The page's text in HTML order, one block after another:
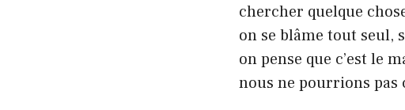
chercher quelque
on se blâme tout seul,
on pense que c’est le
nous ne pourrions pas